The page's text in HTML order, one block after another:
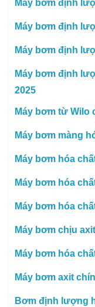
Máy bơm định
Máy bơm định
Máy bơm định
Máy bơm định
2025
Máy bơm từ Wilo
Máy bơm màng
Máy bơm hóa
Máy bơm hóa
Máy bơm hóa
Máy bơm chịu
Máy bơm hóa
Máy bơm axit
Bơm định lượng